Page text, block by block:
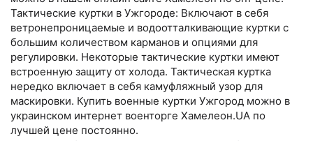
Тактические куртки в Ужгороде: Включают в себя
ветронепроницаемые и водоотталкивающие куртки с
большим количеством карманов и опциями для
регулировки. Некоторые тактические куртки имеют
встроенную защиту от холода. Тактическая куртка
нередко включает в себя камуфляжный узор для
маскировки. Купить военные куртки Ужгород можно в
украинском интернет военторге Хамелеон.UA по
лучшей цене постоянно.